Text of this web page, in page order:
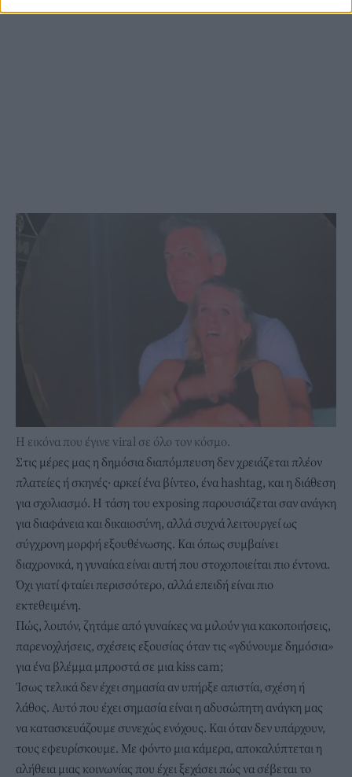
Η εικόνα που έγινε viral σε όλο τον κόσμο.
Στις μέρες μας η δημόσια διαπόμπευση δεν χρειάζεται πλέον
πλατείες ή σκηνές· αρκεί ένα βίντεο, ένα hashtag, και η διάθεση
για σχολιασμό. Η τάση του exposing παρουσιάζεται σαν ανάγκη
για διαφάνεια και δικαιοσύνη, αλλά συχνά λειτουργεί ως
σύγχρονη μορφή εξουθένωσης. Και όπως συμβαίνει
διαχρονικά, η γυναίκα είναι αυτή που στοχοποιείται πιο έντονα.
Όχι γιατί φταίει περισσότερο, αλλά επειδή είναι πιο
εκτεθειμένη.
Πώς, λοιπόν, ζητάμε από γυναίκες να μιλούν για κακοποιήσεις,
παρενοχλήσεις, σχέσεις εξουσίας όταν τις «γδύνουμε δημόσια»
για ένα βλέμμα μπροστά σε μια kiss cam;
Ίσως τελικά δεν έχει σημασία αν υπήρξε απιστία, σχέση ή
λάθος. Αυτό που έχει σημασία είναι η αδυσώπητη ανάγκη μας
να κατασκευάζουμε συνεχώς ενόχους. Και όταν δεν υπάρχουν,
τους εφευρίσκουμε. Με φόντο μια κάμερα, αποκαλύπτεται η
αλήθεια μιας κοινωνίας που έχει ξεχάσει πώς να σέβεται το